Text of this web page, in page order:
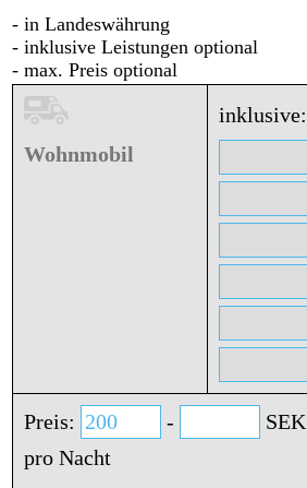
- in Landeswährung
- inklusive Leistungen optional
- max. Preis optional
Wohnmobil
inklusive:
Preis: -
SEK
pro Nacht